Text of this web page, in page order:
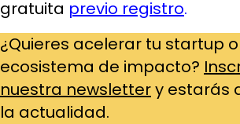
gratuita previo registro.
¿Quieres acelerar tu startup
ecosistema de impacto?
nuestra newslettery estarás
la actualidad.